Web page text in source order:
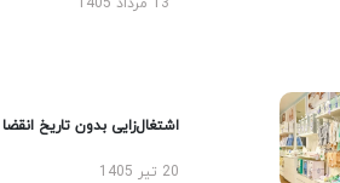
اشتغال‌زایی بدون تاریخ انقضا
20 تیر 1405